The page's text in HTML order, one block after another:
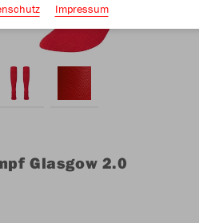
Glasgow 2.0
Impressum